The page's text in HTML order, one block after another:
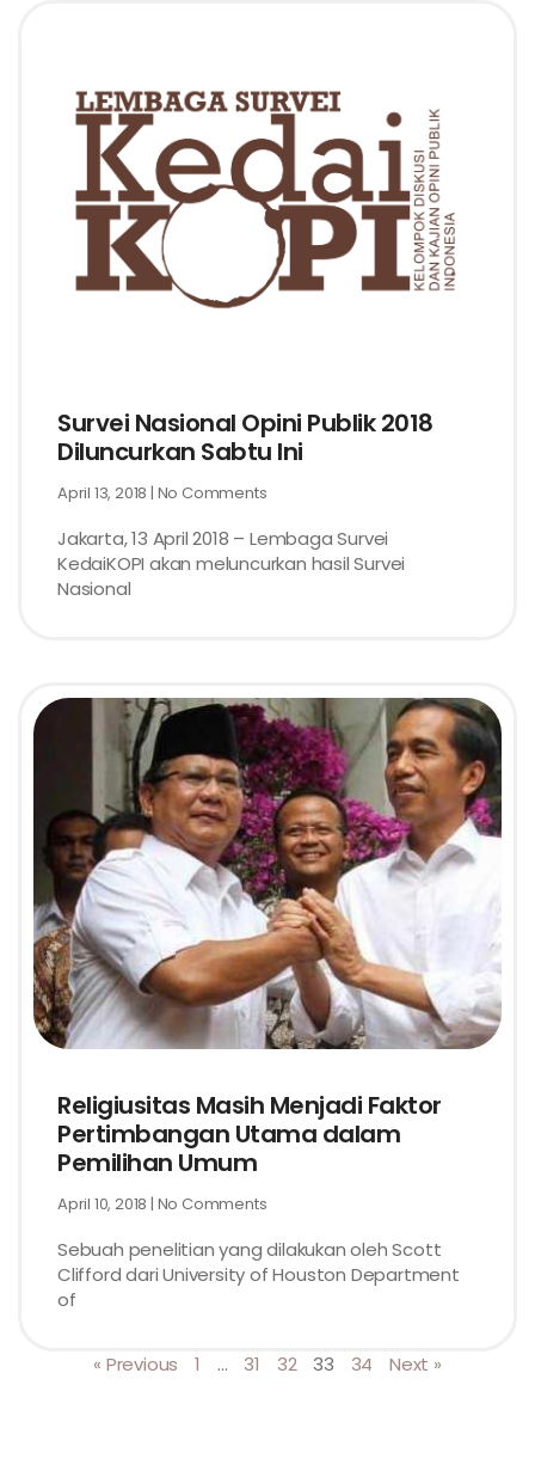
Survei Nasional Opini Publik 2018
Diluncurkan Sabtu Ini
April 13, 2018 No Comments
Jakarta, 13 April 2018 – Lembaga Survei
KedaiKOPI akan meluncurkan hasil Survei
Nasional
Religiusitas Masih Menjadi Faktor
Pertimbangan Utama dalam
Pemilihan Umum
April 10, 2018 No Comments
Sebuah penelitian yang dilakukan oleh Scott
Clifford dari University of Houston Department
of
« Previous 1 … 31 32 33 34 Next »